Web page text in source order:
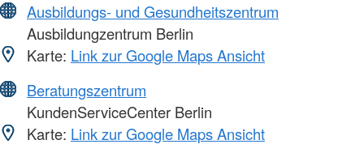
Ausbildungs- und Gesundheitszentrum
Ausbildungzentrum Berlin
Karte: Link zur Google Maps Ansicht
Beratungszentrum
KundenServiceCenter Berlin
Karte: Link zur Google Maps Ansicht